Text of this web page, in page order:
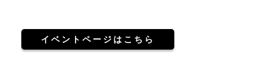
イベントページはこちら